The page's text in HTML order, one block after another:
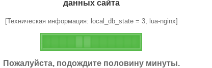
данных сайта
[Техническая информация: local_db_state = 3, lua-nginx]
Пожалуйста, подождите половину минуты.